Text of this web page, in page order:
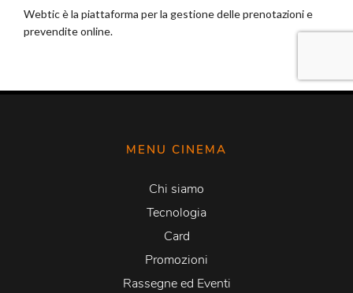
MENU CINEMA
Chi siamo
Tecnologia
Card
Promozioni
Rassegne ed Eventi